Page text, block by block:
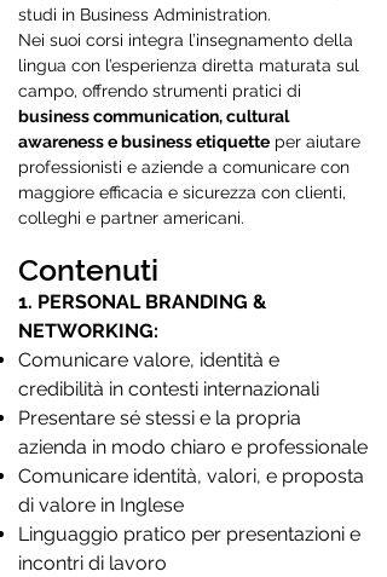
studi in Business Administration.
Nei suoi corsi integra l’insegnamento della
lingua con l’esperienza diretta maturata sul
campo, offrendo strumenti pratici di
business communication, cultural
awareness e business etiquette per aiutare
professionisti e aziende a comunicare con
maggiore efficacia e sicurezza con clienti,
colleghi e partner americani.
Contenuti
1. PERSONAL BRANDING &
NETWORKING:
Comunicare valore, identità e
credibilità in contesti internazionali
Presentare sé stessi e la propria
azienda in modo chiaro e professionale
Comunicare identità, valori, e proposta
di valore in Inglese
Linguaggio pratico per presentazioni e
incontri di lavoro